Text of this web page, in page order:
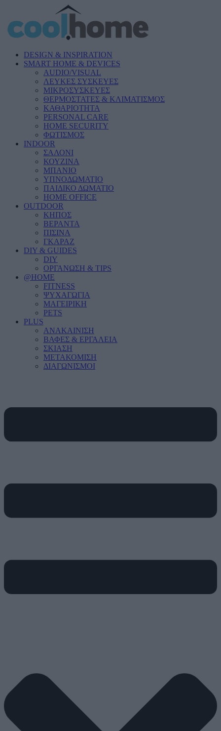
DESIGN & INSPIRATION
SMART HOME & DEVICES
AUDIO/VISUAL
ΛΕΥΚΕΣ ΣΥΣΚΕΥΕΣ
ΜΙΚΡΟΣΥΣΚΕΥΕΣ
ΘΕΡΜΟΣΤΑΤΕΣ & ΚΛΙΜΑΤΙΣΜΟΣ
ΚΑΘΑΡΙΟΤΗΤΑ
PERSONAL CARE
HOME SECURITY
ΦΩΤΙΣΜΟΣ
INDOOR
ΣΑΛΟΝΙ
ΚΟΥΖΙΝΑ
ΜΠΑΝΙΟ
ΥΠΝΟΔΩΜΑΤΙΟ
ΠΑΙΔΙΚΟ ΔΩΜΑΤΙΟ
HOME OFFICE
OUTDOOR
ΚΗΠΟΣ
ΒΕΡΑΝΤΑ
ΠΙΣΙΝΑ
ΓΚΑΡΑΖ
DIY & GUIDES
DIY
ΟΡΓΑΝΩΣΗ & TIPS
@HOME
FITNESS
ΨΥΧΑΓΩΓΙΑ
ΜΑΓΕΙΡΙΚΗ
PETS
PLUS
ΑΝΑΚΑΙΝΙΣΗ
ΒΑΦΕΣ & ΕΡΓΑΛΕΙΑ
ΣΚΙΑΣΗ
ΜΕΤΑΚΟΜΙΣΗ
ΔΙΑΓΩΝΙΣΜΟΙ